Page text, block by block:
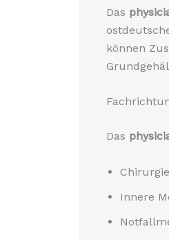
Das
können
Das
Innere